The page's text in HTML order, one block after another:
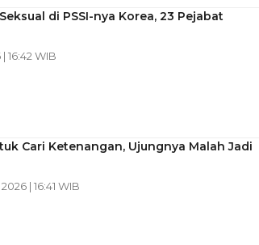
di PSSI-nya Korea, 23 Pejabat
16:42 WIB
Cari Ketenangan, Ujungnya Malah Jadi
| 16:41 WIB